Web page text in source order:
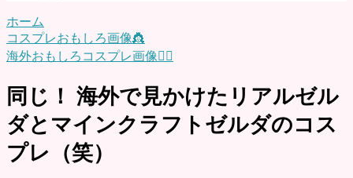
ホーム
コスプレおもしろ画像👸
海外おもしろコスプレ画像🧝‍♂️
同じ！ 海外で見かけたリアルゼル
ダとマインクラフトゼルダのコス
プレ（笑）